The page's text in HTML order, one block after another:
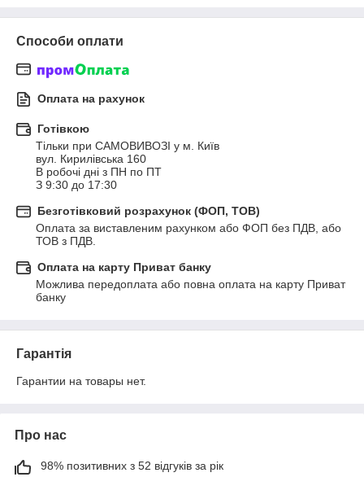
Способи оплати
Оплата на рахунок
Готівкою
Тільки при САМОВИВОЗІ у м. Київ
вул. Кирилівська 160
В робочі дні з ПН по ПТ
З 9:30 до 17:30
Безготівковий розрахунок (ФОП, ТОВ)
Оплата за виставленим рахунком або ФОП без ПДВ, або
ТОВ з ПДВ.
Оплата на карту Приват банку
Можлива передоплата або повна оплата на карту Приват
банку
Гарантія
Гарантии на товары нет.
Про нас
98% позитивних з 52 відгуків за рік